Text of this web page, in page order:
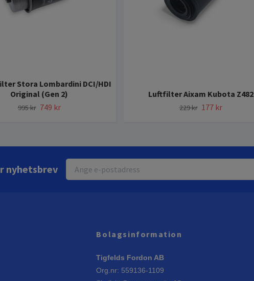
Stora Lombardini DCI/HDI
Original (Gen 2)
995 kr 749 kr
Luftfilter Aixam Kubota Z482
229 kr 177 kr
nyhetsbrev
Bolagsinformation
Tigfelds Fordon AB
Org.nr: 559136-1109